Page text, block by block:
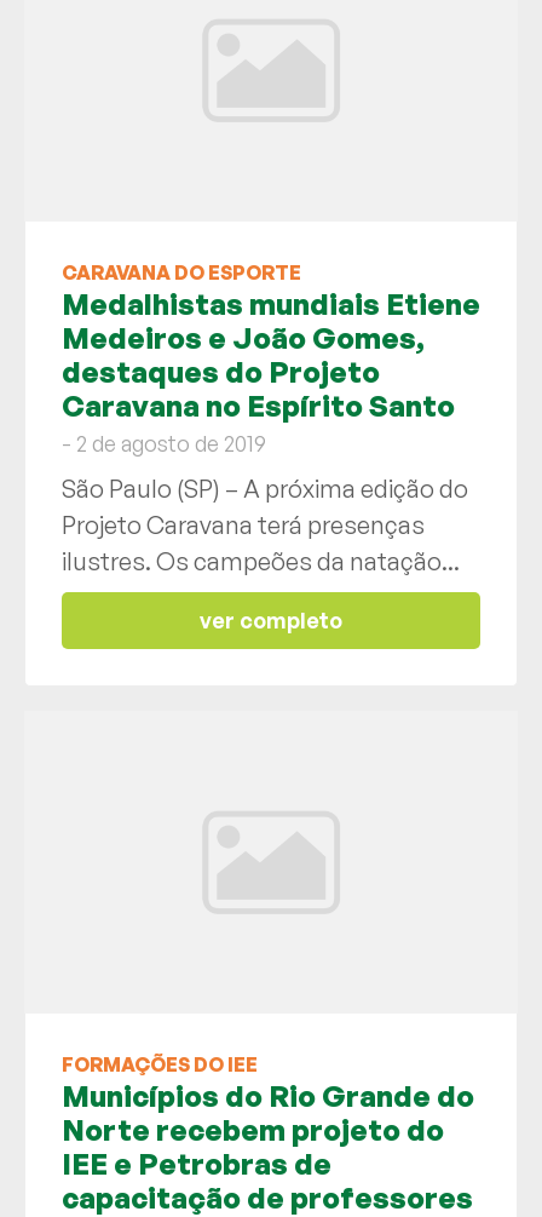
CARAVANA DO ESPORTE
Medalhistas mundiais Etiene
Medeiros e João Gomes,
destaques do Projeto
Caravana no Espírito Santo
- 2 de agosto de 2019
São Paulo (SP) – A próxima edição do
Projeto Caravana terá presenças
ilustres. Os campeões da natação...
ver completo
FORMAÇÕES DO IEE
Municípios do Rio Grande do
Norte recebem projeto do
IEE e Petrobras de
capacitação de professores